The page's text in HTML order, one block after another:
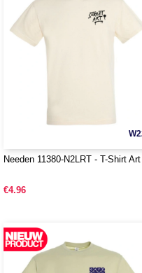
Needen 11380-N2LRT - T-Shirt Art
€4.96